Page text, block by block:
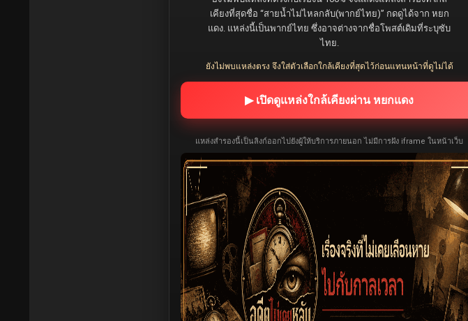
เคียงที่สุดชื่อ “สายน้ำไม่ไหลกลับ(พากย์ไทย)” กดดูได้จาก หยก
แดง. แหล่งนี้เป็นพากย์ไทย ซึ่งอาจต่างจากชื่อโพสต์เดิมที่ระบุซับ
ไทย.
ยังไม่พบแหล่งตรง จึงใส่ตัวเลือกใกล้เคียงที่สุดไว้ก่อนแทนหน้าที่ดูไม่ได้
▶ เปิดดูแหล่งใกล้เคียงผ่าน หยกแดง
แหล่งสำรองนี้เป็นลิงก์ออกไปยังผู้ให้บริการภายนอก ไม่มีการฝัง iframe ในหน้าเว็บ